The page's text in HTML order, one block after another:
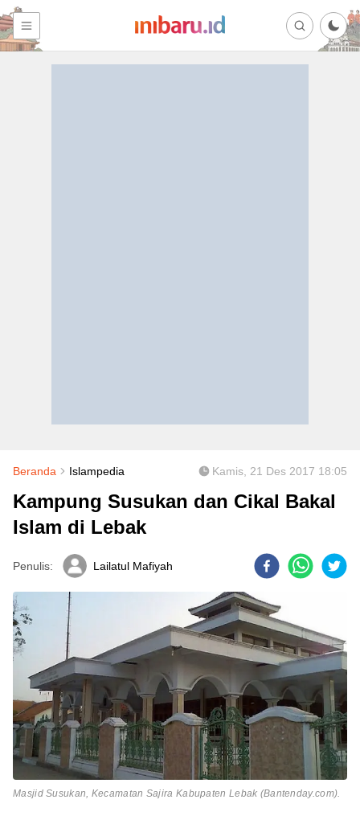
Beranda Islampedia Kamis, 21 Des 2017 18:05
Kampung Susukan dan Cikal Bakal
Islam di Lebak
Penulis: Lailatul Mafiyah
Masjid Susukan, Kecamatan Sajira Kabupaten Lebak (Bantenday.com).